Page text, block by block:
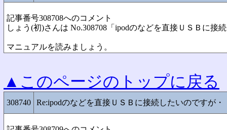
記事番号308708へのコメント
しょう(初)さんは No.308708「ipodのなどを直接ＵＳＢに接
マニュアルを読みましょう。
▲このページのトップに戻る
308740 Re:ipodのなどを直接ＵＳＢに接続したいのですが・